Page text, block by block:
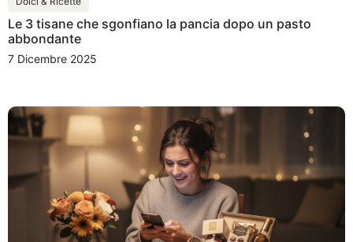
Le 3 tisane che sgonfiano la pancia dopo un pasto
abbondante
7 Dicembre 2025